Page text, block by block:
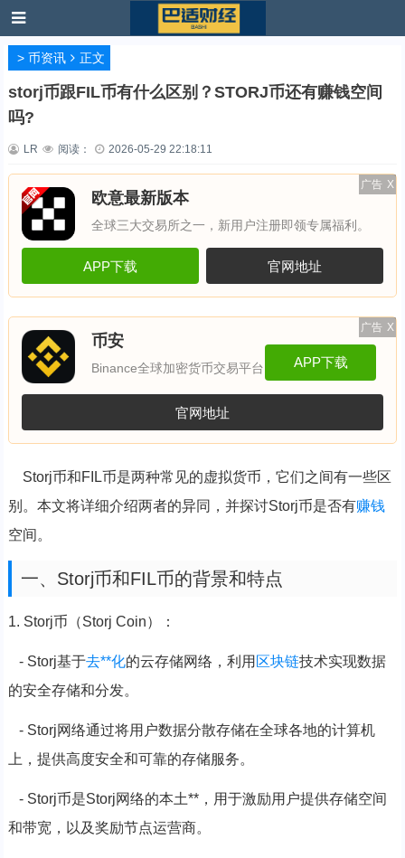
> 币资讯 正文
storj币跟FIL币有什么区别？STORJ币还有赚钱空间
吗?
LR 阅读： 2026-05-29 22:18:11
广告 X
欧意最新版本
全球三大交易所之一，新用户注册即领专属福利。
APP下载 官网地址
广告 X
币安
Binance全球加密货币交易平台 APP下载
官网地址
Storj币和FIL币是两种常见的虚拟货币，它们之间有一些区
别。本文将详细介绍两者的异同，并探讨Storj币是否有赚钱
空间。
一、Storj币和FIL币的背景和特点
1. Storj币（Storj Coin）：
- Storj基于去**化的云存储网络，利用 区块链技术实现数据
的安全存储和分发。
- Storj网络通过将用户数据分散存储在全球各地的计算机
上，提供高度安全和可靠的存储服务。
- Storj币是Storj网络的本土**，用于激励用户提供存储空间
和带宽，以及奖励节点运营商。